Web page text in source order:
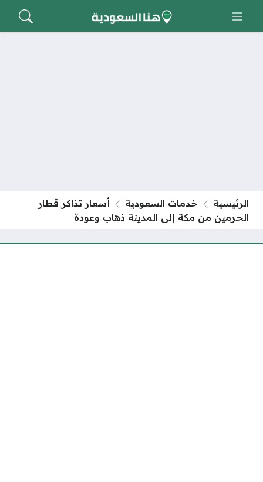
الرئيسية خدمات السعودية
أسعار تذاكر قطار
الحرمين من مكة إلى المدينة ذهاب وعودة